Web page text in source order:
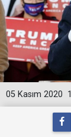
05 Kasım 2020